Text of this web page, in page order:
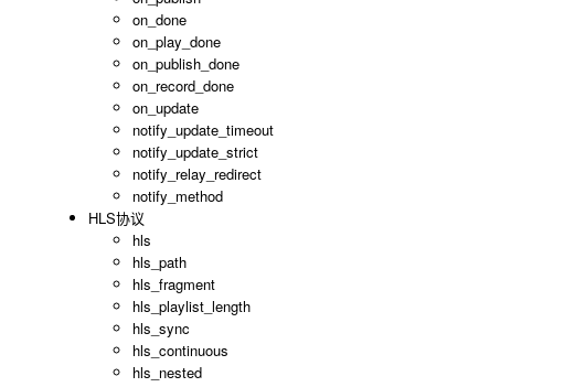
on_done
on_play_done
on_publish_done
on_record_done
on_update
notify_update_timeout
notify_update_strict
notify_relay_redirect
notify_method
HLS协议
hls
hls_path
hls_fragment
hls_playlist_length
hls_sync
hls_continuous
hls_nested